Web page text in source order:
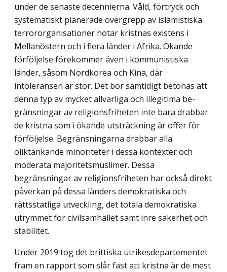
under de senaste decennierna. Våld, förtryck och
systematiskt planerade övergrepp av islamistiska
terrororganisationer hotar kristnas existens i
Mellanöstern och i flera länder i Afrika. Ökande
förföljelse förekommer även i kommunistiska
länder, såsom Nordkorea och Kina, där
intoleransen är stor. Det bör samtidigt betonas att
denna typ av mycket allvarliga och illegitima be­
gränsningar av religionsfriheten inte bara drabbar
de kristna som i ökande utsträckning är offer för
förföljelse. Begränsningarna drabbar alla
oliktänkande minoriteter i dessa kontexter och
moderata majoritetsmuslimer. Dessa
begränsningar av religionsfriheten har också direkt
påverkan på dessa länders demokratiska och
rättsstatliga utveckling, det totala demokratiska
utrymmet för civilsamhället samt inre säkerhet och
stabilitet.
Under 2019 tog det brittiska utrikesdepartementet
fram en rapport som slår fast att kristna är de mest